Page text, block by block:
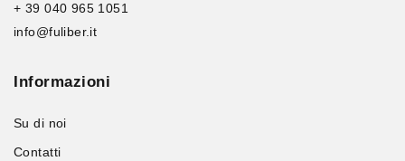
+ 39 040 965 1051
info@fuliber.it
Informazioni
Su di noi
Contatti